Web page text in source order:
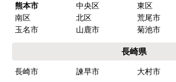
熊本市 中央区 東区
南区
北区 荒尾市
玉名市
山鹿市 菊池市
長崎県
長崎市 諫早市 大村市